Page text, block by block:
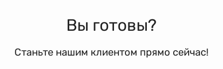
Вы готовы?
Станьте нашим клиентом прямо сейчас!